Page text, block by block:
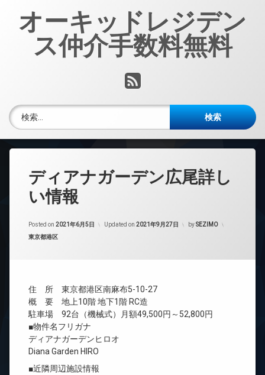
オーキッドレジデン
ス仲介手数料無料
RSS
検索:
ディアナガーデン広尾詳し
い情報
Posted on 2021年6月5日 Updated on 2021年9月27日 bySEZIMO
カテゴリー:
東京都港区
住 所 東京都港区南麻布5-10-27
概 要 地上10階 地下1階 RC造
駐車場 92台（機械式）月額49,500円～52,800円
■物件名フリガナ
ディアナガーデンヒロオ
Diana Garden HIRO
■近隣周辺施設情報